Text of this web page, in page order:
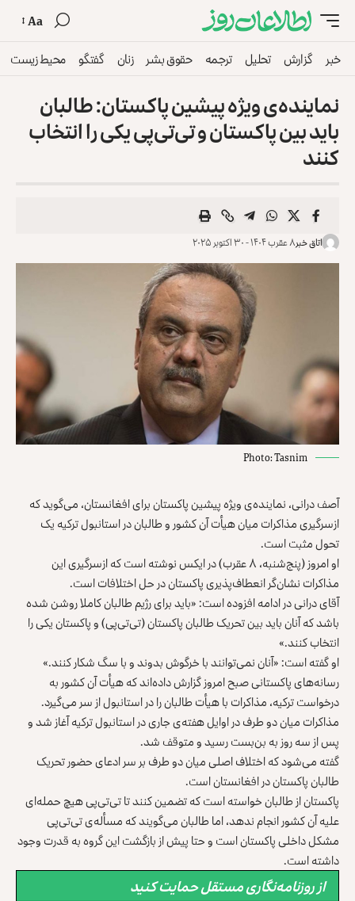
Aa
خبر گزارش تحلیل ترجمه حقوق بشر زنان گفتگو محیط زیست
نماینده‌ی ویژه‌ پیشین پاکستان: طالبان
باید بین پاکستان و تی‌تی‌پی یکی را انتخاب
کنند
اتاق خبر۸ عقرب ۱۴۰۴ - ۳۰ اکتوبر ۲۰۲۵
Photo: Tasnim
آصف درانی، نماینده‌ی ویژه‌ پیشین پاکستان برای افغانستان، می‌گوید که
ازسرگیری مذاکرات میان هیأت آن کشور و طالبان در استانبول ترکیه یک
تحول مثبت است.
او امروز (پنج‌شنبه، ۸ عقرب) در ایکس نوشته است که ازسرگیری این
مذاکرات نشان‌گر انعطاف‌پذیری پاکستان در حل اختلافات است.
آقای درانی در ادامه افزوده است: «باید برای رژیم طالبان کاملا روشن شده
باشد که آنان باید بین تحریک طالبان پاکستان (تی‌تی‌پی) و پاکستان یکی را
انتخاب کنند.»
او گفته است: «آنان نمی‌توانند با خرگوش بدوند و با سگ شکار کنند.»
رسانه‌های پاکستانی صبح امروز گزارش داده‌اند که هیأت آن کشور به‌
درخواست ترکیه، مذاکرات با هیأت طالبان را در استانبول از سر می‌گیرد.
مذاکرات میان دو طرف در اوایل هفته‌ی جاری در استانبول ترکیه آغاز شد و
پس از سه روز به بن‌بست رسید و متوقف شد.
گفته می‌شود که اختلاف اصلی میان دو طرف بر سر ادعای حضور تحریک
طالبان پاکستان در افغانستان است.
پاکستان از طالبان خواسته است که تضمین کنند تا تی‌تی‌پی هیچ حمله‌ای
علیه آن کشور انجام ندهد، اما طالبان می‌گویند که مسأله‌ی تی‌تی‌پی
مشکل داخلی پاکستان است و حتا پیش از بازگشت این گروه به قدرت وجود
داشته است.
از روزنامه‌نگاری مستقل حمایت کنید